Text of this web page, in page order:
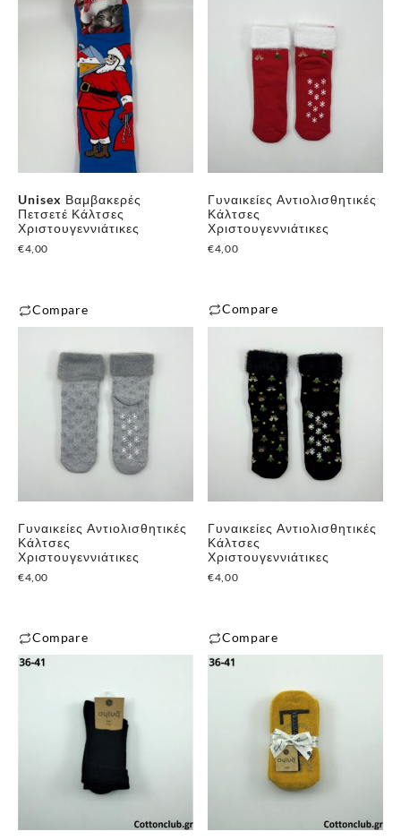
Unisex Βαμβακερές
Πετσετέ Κάλτσες
Χριστουγεννιάτικες
€4,00
Compare
Γυναικείες Αντιολισθητικές
Κάλτσες
Χριστουγεννιάτικες
€4,00
Compare
Γυναικείες Αντιολισθητικές
Κάλτσες
Χριστουγεννιάτικες
€4,00
Compare
Γυναικείες Αντιολισθητικές
Κάλτσες
Χριστουγεννιάτικες
€4,00
Compare